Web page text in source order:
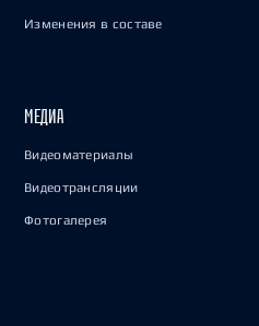
Изменения в составе
МЕДИА
Видеоматериалы
Видеотрансляции
Фотогалерея